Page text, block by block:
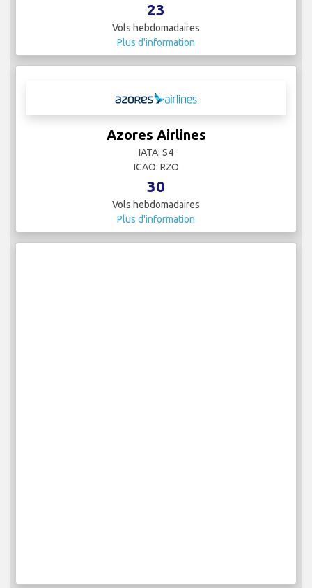
23
Vols hebdomadaires
Plus d'information
Azores Airlines
IATA: S4
ICAO: RZO
30
Vols hebdomadaires
Plus d'information